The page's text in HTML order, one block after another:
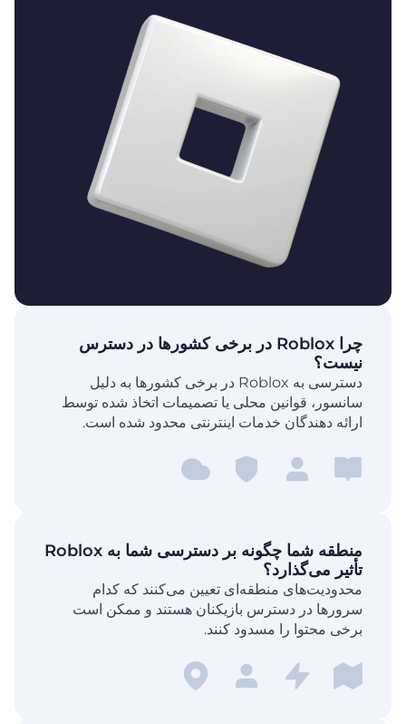
چرا Roblox در برخی کشورها در دسترس
نیست؟
دسترسی به Roblox در برخی کشورها به دلیل
سانسور، قوانین محلی یا تصمیمات اتخاذ شده توسط
ارائه دهندگان خدمات اینترنتی محدود شده است.
منطقه شما چگونه بر دسترسی شما به Roblox
تأثیر می‌گذارد؟
محدودیت‌های منطقه‌ای تعیین می‌کنند که کدام
سرورها در دسترس بازیکنان هستند و ممکن است
برخی محتوا را مسدود کنند.